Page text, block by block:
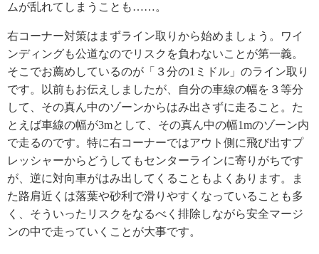
ムが乱れてしまうことも……。
右コーナー対策はまずライン取りから始めましょう。ワイ
ンディングも公道なのでリスクを負わないことが第一義。
そこでお薦めしているのが「３分の1ミドル」のライン取り
です。以前もお伝えしましたが、自分の車線の幅を３等分
して、その真ん中のゾーンからはみ出さずに走ること。た
とえば車線の幅が3mとして、その真ん中の幅1mのゾーン内
で走るのです。特に右コーナーではアウト側に飛び出すプ
レッシャーからどうしてもセンターラインに寄りがちです
が、逆に対向車がはみ出してくることもよくあります。ま
た路肩近くは落葉や砂利で滑りやすくなっていることも多
く、そういったリスクをなるべく排除しながら安全マージ
ンの中で走っていくことが大事です。